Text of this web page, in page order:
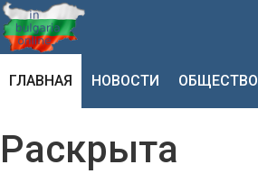
ГЛАВНАЯ НОВОСТИ ОБЩЕСТВО
Раскрыта